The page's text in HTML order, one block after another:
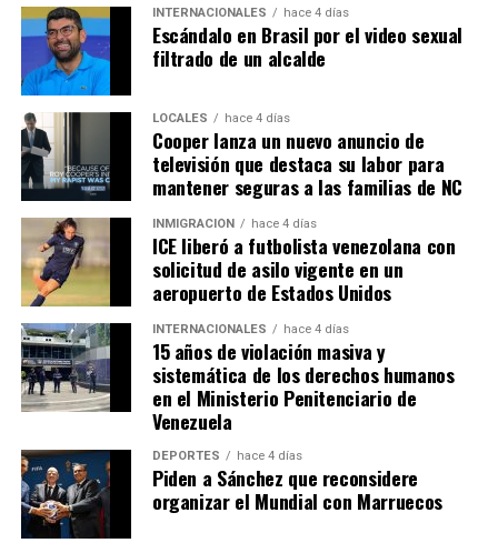
INTERNACIONALES hace 4 días
Escándalo en Brasil por el video sexual
filtrado de un alcalde
LOCALES hace 4 días
Cooper lanza un nuevo anuncio de
televisión que destaca su labor para
mantener seguras a las familias de NC
INMIGRACIÓN hace 4 días
ICE liberó a futbolista venezolana con
solicitud de asilo vigente en un
aeropuerto de Estados Unidos
INTERNACIONALES hace 4 días
15 años de violación masiva y
sistemática de los derechos humanos
en el Ministerio Penitenciario de
Venezuela
DEPORTES hace 4 días
Piden a Sánchez que reconsidere
organizar el Mundial con Marruecos